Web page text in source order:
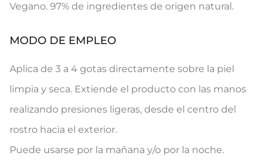
Vegano. 97% de ingredientes de origen natural.
MODO DE EMPLEO
Aplica de 3 a 4 gotas directamente sobre la piel
limpia y seca. Extiende el producto con las manos
realizando presiones ligeras, desde el centro del
rostro hacia el exterior.
Puede usarse por la mañana y/o por la noche.